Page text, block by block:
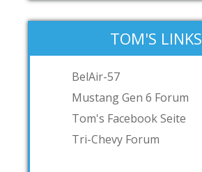
TOM'S LINKS
BelAir-57
Mustang Gen 6 Forum
Tom's Facebook Seite
Tri-Chevy Forum